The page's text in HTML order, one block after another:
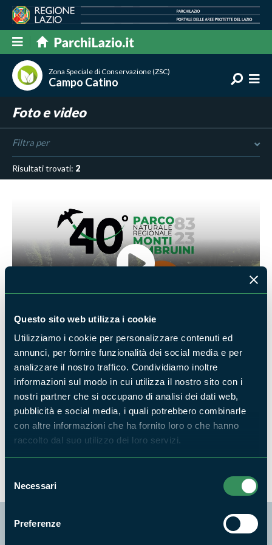
Questo sito web utilizza i cookie
Utilizziamo i cookie per personalizzare contenuti ed
annunci, per fornire funzionalità dei social media e per
analizzare il nostro traffico. Condividiamo inoltre
informazioni sul modo in cui utilizza il nostro sito con i
nostri partner che si occupano di analisi dei dati web,
pubblicità e social media, i quali potrebbero combinarle
con altre informazioni che ha fornito loro o che hanno
raccolto dal suo utilizzo dei loro servizi.
del
consenso
Necessari
Preferenze
Zona Speciale di Conservazione (ZSC)
Campo Catino
Foto e video
Filtra per
Risultati trovati: 2
strutture
Parco dei Monti Simbruini: 40 anni sulle ali della